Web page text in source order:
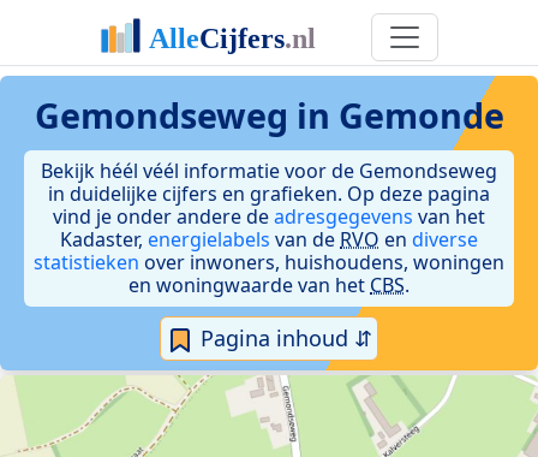
Gemondseweg in Gemonde
Bekijk héél véél informatie voor de Gemondseweg
in duidelijke cijfers en grafieken. Op deze pagina
vind je onder andere deadresgegevens van het
Kadaster, energielabels van de RVO en diverse
statistieken over inwoners, huishoudens, woningen
en woningwaarde van het CBS.
Pagina inhoud ⇵